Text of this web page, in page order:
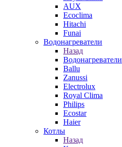
AUX
Ecoclima
Hitachi
Funai
Водонагреватели
Назад
Водонагреватели
Ballu
Zanussi
Electrolux
Royal Clima
Philips
Ecostar
Haier
Котлы
Назад